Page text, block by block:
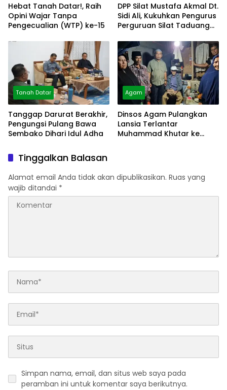
Hebat Tanah Datar!, Raih
Opini Wajar Tanpa
Pengecualian (WTP) ke-15
DPP Silat Mustafa Akmal Dt.
Sidi Ali, Kukuhkan Pengurus
Perguruan Silat Taduang
Tanah Datar
Tanggap Darurat Berakhir,
Pengungsi Pulang Bawa
Sembako Dihari Idul Adha
Agam
Dinsos Agam Pulangkan
Lansia Terlantar
Muhammad Khutar ke
Tinggalkan Balasan
Alamat email Anda tidak akan dipublikasikan. Ruas yang
wajib ditandai *
Simpan nama, email, dan situs web saya pada
peramban ini untuk komentar saya berikutnya.